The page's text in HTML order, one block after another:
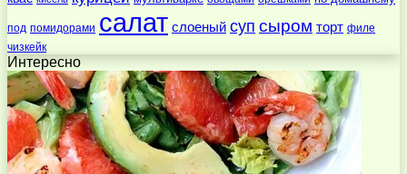
под помидорами салат слоеный суп сыром торт филе
чизкейк
Интересно